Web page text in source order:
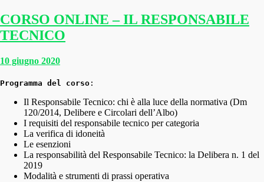
CORSO ONLINE – IL RESPONSABILE
TECNICO
10 giugno 2020
Programma del corso :
Il Responsabile Tecnico: chi è alla luce della normativa (Dm
120/2014, Delibere e Circolari dell’Albo)
I requisiti del responsabile tecnico per categoria
La verifica di idoneità
Le esenzioni
La responsabilità del Responsabile Tecnico: la Delibera n. 1 del
2019
Modalità e strumenti di prassi operativa